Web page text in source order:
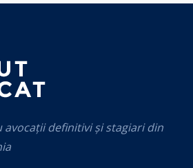
avocații definitivi și stagiari din